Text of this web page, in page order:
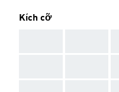
Kích cỡ